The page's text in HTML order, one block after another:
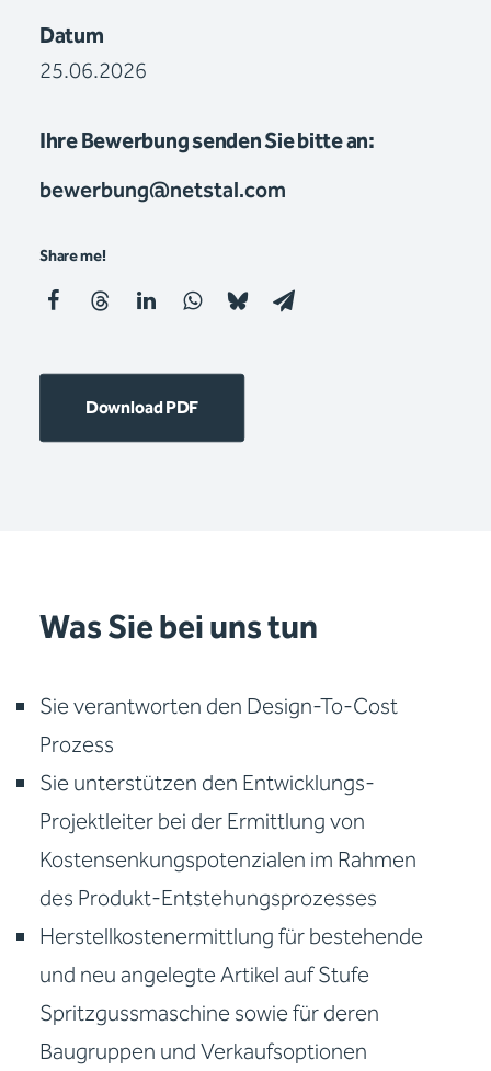
Datum
25.06.2026
Ihre Bewerbung senden Sie bitte an:
bewerbung@netstal.com
Share me!
Download PDF
Was Sie bei uns tun
Sie verantworten den Design-To-Cost
Prozess
Sie unterstützen den Entwicklungs-
Projektleiter bei der Ermittlung von
Kostensenkungspotenzialen im Rahmen
des Produkt-Entstehungsprozesses
Herstellkostenermittlung für bestehende
und neu angelegte Artikel auf Stufe
Spritzgussmaschine sowie für deren
Baugruppen und Verkaufsoptionen